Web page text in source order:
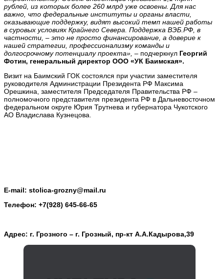
рублей, из которых более 260 млрд уже освоены. Для нас
важно, что федеральные институты и органы власти,
оказывающие поддержку, видят высокий темп нашей работы
в суровых условиях Крайнего Севера. Поддержка ВЭБ.РФ, в
частности, – это не просто финансирование, а доверие к
нашей стратегии, профессионализму команды и
долгосрочному потенциалу проекта», – подчеркнул Георгий
Фотин, генеральный директор ООО «УК Баимская».
Визит на Баимский ГОК состоялся при участии заместителя
руководителя Администрации Президента РФ Максима
Орешкина, заместителя Председателя Правительства РФ –
полномочного представителя президента РФ в Дальневосточном
федеральном округе Юрия Трутнева и губернатора Чукотского
АО Владислава Кузнецова.
E-mail: stolica-grozny@mail.ru
Телефон: +7(928) 645-66-65
Адрес: г. Грозного – г. Грозный, пр-кт А.А.Кадырова,39